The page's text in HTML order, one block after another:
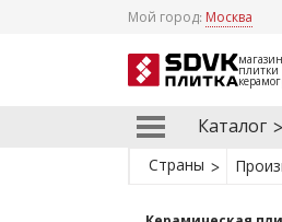
Мой город: Москва
плитки
Каталог
Страны